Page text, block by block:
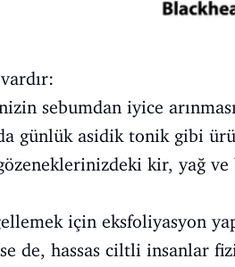
sebumdan iyice
günlük asidik tonik gibi
kir, yağ
için eksfoliyasyon
de, hassas ciltli insanlar